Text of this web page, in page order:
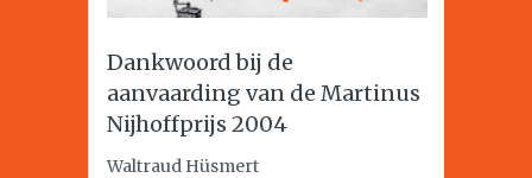
Dankwoord bij de
aanvaarding van de Martinus
Nijhoffprijs 2004
Waltraud Hüsmert